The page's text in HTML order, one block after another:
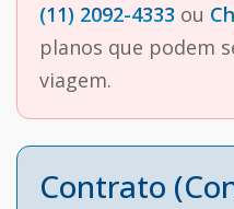
(11) 2092-4333 ou
planos que podem
viagem.
Contrato